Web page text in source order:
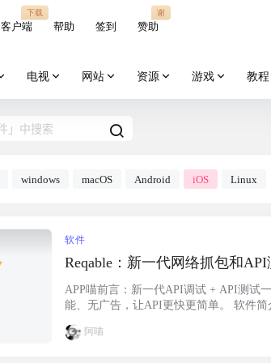
客户端
下载
帮助 签到 赞助
谢
电视 网站 资源 游戏 教程
windows macOS Android iOS Linux
软件
Reqable：新一代网络抓包和
APP喵前言：新一代API调试 + API测试
能、无广告，让API更快更简单。 软件简
验。Reqable在启动时间、安装空间和内
阿喵